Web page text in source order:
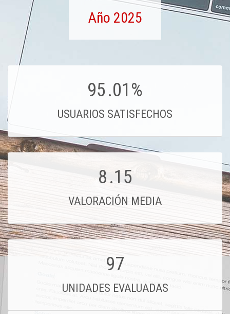
Año 2025
95.01%
USUARIOS SATISFECHOS
8.15
VALORACIÓN MEDIA
97
UNIDADES EVALUADAS